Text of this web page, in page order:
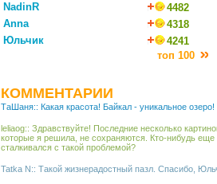
NadinR
4482
Anna
4318
Юльчик
4241
топ 100
КОММЕНТАРИИ
ТаШаня:: Какая красота! Байкал - уникальное озеро!
leliaog:: Здравствуйте! Последние несколько
которые я решила, не сохраняются. Кто-нибудь еще
сталкивался с такой проблемой?
Tatka N:: Такой жизнерадостный пазл. Спасибо,